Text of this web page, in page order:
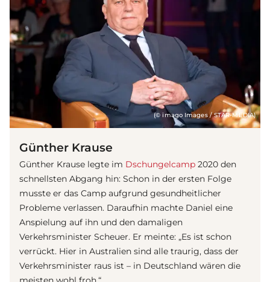
(© imago Images / STAR-MEDIA)
Günther Krause
Günther Krause legte im Dschungelcamp 2020 den
schnellsten Abgang hin: Schon in der ersten Folge
musste er das Camp aufgrund gesundheitlicher
Probleme verlassen. Daraufhin machte Daniel eine
Anspielung auf ihn und den damaligen
Verkehrsminister Scheuer. Er meinte: „Es ist schon
verrückt. Hier in Australien sind alle traurig, dass der
Verkehrsminister raus ist – in Deutschland wären die